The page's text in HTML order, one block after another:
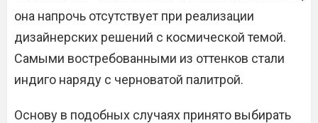
она напрочь отсутствует при реализации
дизайнерских решений с космической темой.
Самыми востребованными из оттенков стали
индиго наряду с черноватой палитрой.
Основу в подобных случаях принято выбирать